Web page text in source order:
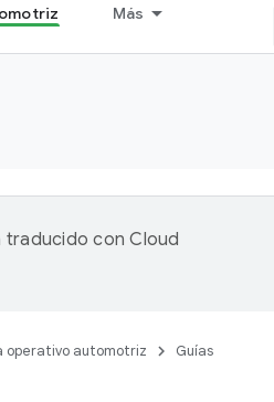
Más
traducido conCloud
operativo automotriz Guías